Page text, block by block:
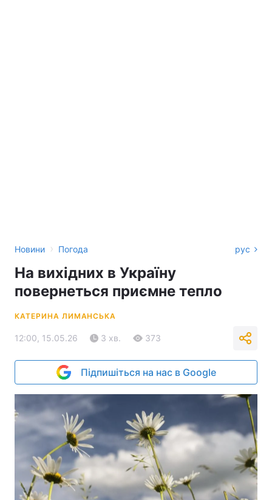
Новини › Погода рус
На вихідних в Україну
повернеться приємне тепло
КАТЕРИНА ЛИМАНСЬКА
12:00, 15.05.26 3 хв. 373
Підпишіться на нас в Google